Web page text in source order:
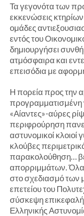
Τα γεγονότα των
εκκενώσεις
ομάδες
εντός του
δημιουργήσει
ατμόσφαιρα και
επεισόδια με
Η πορεία προς την
προγραμματισμένη
«Αίαντες»-αύρες
περιφρούρηση
αστυνομικοί
κλούβες
παρακολούθηση…
απορριμμάτων.
στο σχεδιασμό των
επετείου του
σύσκεψη
Ελληνικής